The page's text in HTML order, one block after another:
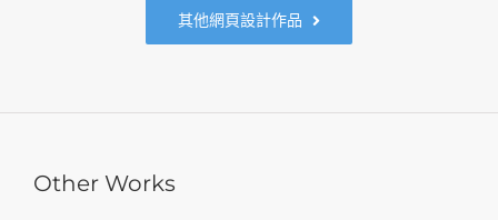
其他網頁設計作品
Other Works